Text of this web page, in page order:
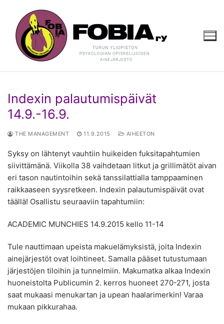
sisältöön
Indexin palautumispäivät
14.9.-16.9.
THE MANAGEMENT 11.9.2015 AIHEETON
Syksy on lähtenyt vauhtiin huikeiden fuksitapahtumien
siivittämänä. Viikolla 38 vaihdetaan litkut ja grillimätöt aivan
eri tason nautintoihin sekä tanssilattialla tamppaaminen
raikkaaseen syysretkeen. Indexin palautumispäivät ovat
täällä! Osallistu seuraaviin tapahtumiin:
ACADEMIC MUNCHIES 14.9.2015 kello 11-14
Tule nauttimaan upeista makuelämyksistä, joita Indexin
ainejärjestöt ovat loihtineet. Samalla pääset tutustumaan
järjestöjen tiloihin ja tunnelmiin. Makumatka alkaa Indexin
huoneistolta Publicumin 2. kerros huoneet 270-271, josta
saat mukaasi menukartan ja upean haalarimerkin! Varaa
mukaan pikkurahaa.